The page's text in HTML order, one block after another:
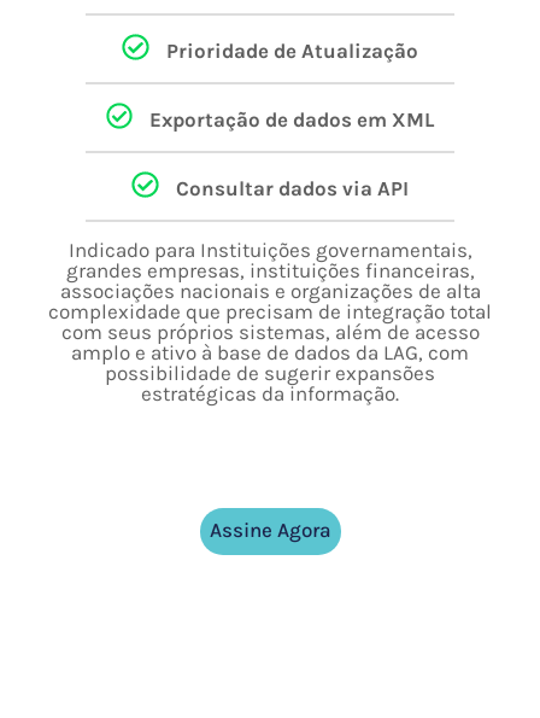
Prioridade de Atualização
Exportação de dados em XML
Consultar dados via API
Indicado para Instituições governamentais,
grandes empresas, instituições financeiras,
associações nacionais e organizações de alta
complexidade que precisam de integração total
com seus próprios sistemas, além de acesso
amplo e ativo à base de dados da LAG, com
possibilidade de sugerir expansões
estratégicas da informação.
Assine Agora